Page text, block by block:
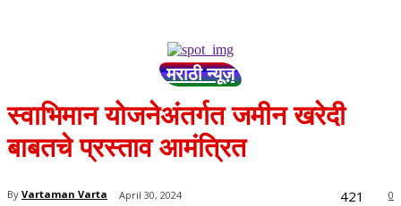
मराठी न्यूज़
स्वाभिमान योजनेअंतर्गत जमीन खरेदी
बाबतचे प्रस्ताव आमंत्रित
By Vartaman Varta April 30, 2024 0
421